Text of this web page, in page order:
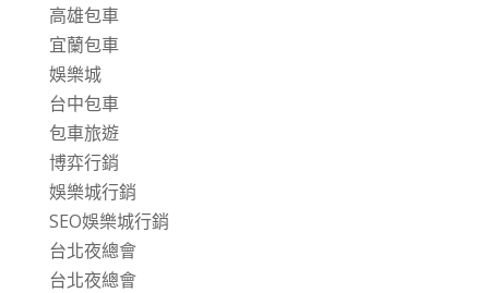
高雄包車
宜蘭包車
娛樂城
台中包車
包車旅遊
博弈行銷
娛樂城行銷
SEO娛樂城行銷
台北夜總會
台北夜總會